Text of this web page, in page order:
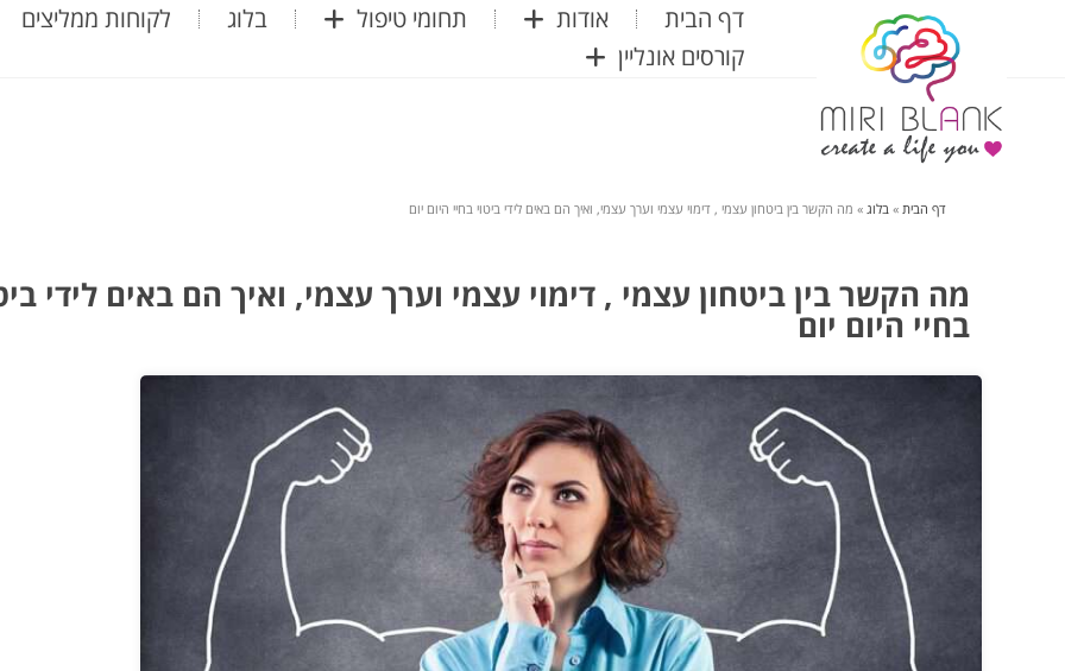
דף הבית אודות תחומי טיפול בלוג
לקוחות ממליצים
קורסים אונליין
דף הבית » בלוג » מה הקשר בין ביטחון עצמי , דימוי עצמי וערך עצמי, ואיך הם באים לידי ביטוי בחיי היום יום
מה הקשר בין ביטחון עצמי , דימוי עצמי וערך עצמי, ואיך הם באים לידי
בחיי היום יום